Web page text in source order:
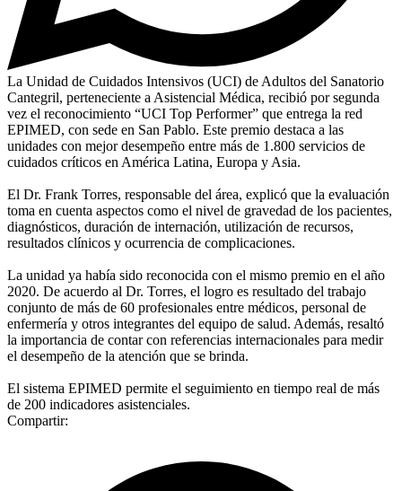
La Unidad de Cuidados Intensivos (UCI) de Adultos del Sanatorio
Cantegril, perteneciente a Asistencial Médica, recibió por segunda
vez el reconocimiento “UCI Top Performer” que entrega la red
EPIMED, con sede en San Pablo. Este premio destaca a las
unidades con mejor desempeño entre más de 1.800 servicios de
cuidados críticos en América Latina, Europa y Asia.
El Dr. Frank Torres, responsable del área, explicó que la evaluación
toma en cuenta aspectos como el nivel de gravedad de los pacientes,
diagnósticos, duración de internación, utilización de recursos,
resultados clínicos y ocurrencia de complicaciones.
La unidad ya había sido reconocida con el mismo premio en el año
2020. De acuerdo al Dr. Torres, el logro es resultado del trabajo
conjunto de más de 60 profesionales entre médicos, personal de
enfermería y otros integrantes del equipo de salud. Además, resaltó
la importancia de contar con referencias internacionales para medir
el desempeño de la atención que se brinda.
El sistema EPIMED permite el seguimiento en tiempo real de más
de 200 indicadores asistenciales.
Compartir: